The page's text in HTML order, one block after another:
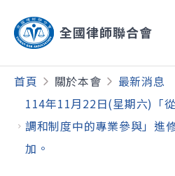
首頁 關於本會
最新消息
114年11月22日(星期六)「
調和制度中的專業參與」進
加。